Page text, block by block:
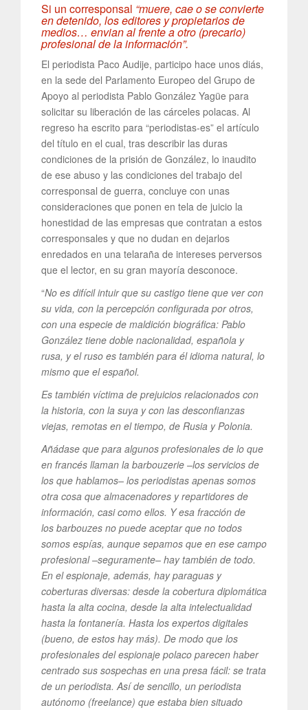
Si un corresponsal “muere, cae o se convierte
en detenido, los editores y propietarios de
medios… envian al frente a otro (precario)
profesional de la información”.
El periodista Paco Audije, participo hace unos diás,
en la sede del Parlamento Europeo del Grupo de
Apoyo al periodista Pablo González Yagüe para
solicitar su liberación de las cárceles polacas. Al
regreso ha escrito para “periodistas-es” el artículo
del título en el cual, tras describir las duras
condiciones de la prisión de González, lo inaudito
de ese abuso y las condiciones del trabajo del
corresponsal de guerra, concluye con unas
consideraciones que ponen en tela de juicio la
honestidad de las empresas que contratan a estos
corresponsales y que no dudan en dejarlos
enredados en una telaraña de intereses perversos
que el lector, en su gran mayoría desconoce.
“No es difícil intuir que su castigo tiene que ver con
su vida, con la percepción configurada por otros,
con una especie de maldición biográfica: Pablo
González tiene doble nacionalidad, española y
rusa, y el ruso es también para él idioma natural, lo
mismo que el español.
Es también víctima de prejuicios relacionados con
la historia, con la suya y con las desconfianzas
viejas, remotas en el tiempo, de Rusia y Polonia.
Añádase que para algunos profesionales de lo que
en francés llaman la barbouzerie –los servicios de
los que hablamos– los periodistas apenas somos
otra cosa que almacenadores y repartidores de
información, casi como ellos. Y esa fracción de
los barbouzes no puede aceptar que no todos
somos espías, aunque sepamos que en ese campo
profesional –seguramente– hay también de todo.
En el espionaje, además, hay paraguas y
coberturas diversas: desde la cobertura diplomática
hasta la alta cocina, desde la alta intelectualidad
hasta la fontanería. Hasta los expertos digitales
(bueno, de estos hay más). De modo que los
profesionales del espionaje polaco parecen haber
centrado sus sospechas en una presa fácil: se trata
de un periodista. Así de sencillo, un periodista
autónomo (freelance) que estaba bien situado